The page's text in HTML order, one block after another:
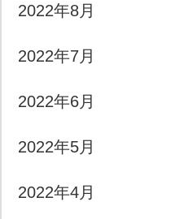
2022年8月
2022年7月
2022年6月
2022年5月
2022年4月